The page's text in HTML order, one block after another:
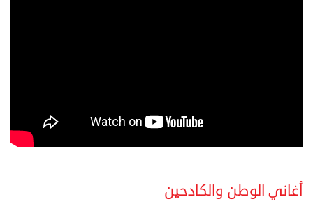
أغاني الوطن والكادحين